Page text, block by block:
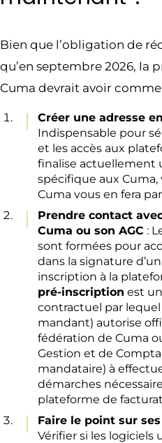
Bien que l’obligation de
qu’en septembre 2026, la
Cuma devrait avoir
Créer une adresse
Indispensable pour
et les accès aux
finalise actuellement
spécifique aux
Cuma vous en fera
Prendre contact
Cuma ou son AGC :
sont formées pour
dans la signature
inscription à la
pré-inscription est
contractuel par
mandant) autorise
fédération de Cuma
Gestion et de
mandataire) à
démarches
plateforme de
Faire le point sur
Vérifier si les logiciels